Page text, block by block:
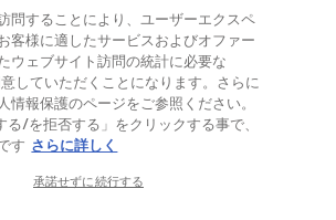
問することにより、ユーザーエクスペ
客様に適したサービスおよびオファー
ウェブサイト訪問の統計に必要な
していただくことになります。さらに
情報保護のページをご参照ください。
る/を拒否する」をクリックする事で、
す さらに詳しく
承諾せずに続行する